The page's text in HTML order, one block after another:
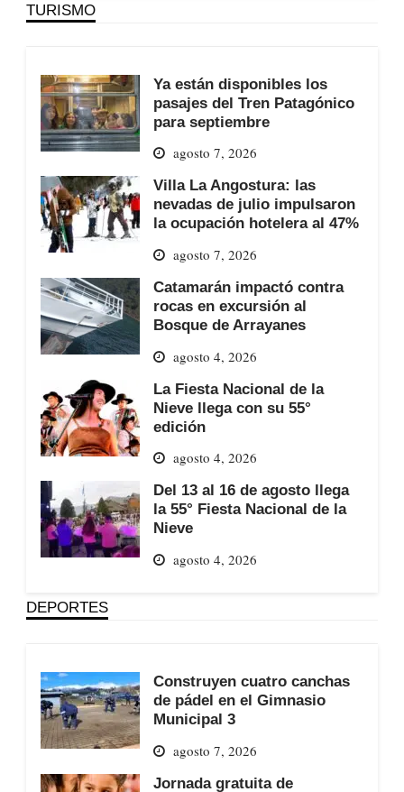
TURISMO
Ya están disponibles los
pasajes del Tren Patagónico
para septiembre
agosto 7, 2026
Villa La Angostura: las
nevadas de julio impulsaron
la ocupación hotelera al 47%
agosto 7, 2026
Catamarán impactó contra
rocas en excursión al
Bosque de Arrayanes
agosto 4, 2026
La Fiesta Nacional de la
Nieve llega con su 55°
edición
agosto 4, 2026
Del 13 al 16 de agosto llega
la 55° Fiesta Nacional de la
Nieve
agosto 4, 2026
DEPORTES
Construyen cuatro canchas
de pádel en el Gimnasio
Municipal 3
agosto 7, 2026
Jornada gratuita de